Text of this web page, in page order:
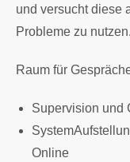
und versucht diese
Probleme zu nutzen.
Raum für
Supervision und
Online